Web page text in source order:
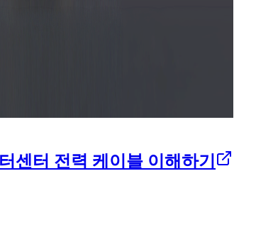
센터 전력 케이블 이해하기